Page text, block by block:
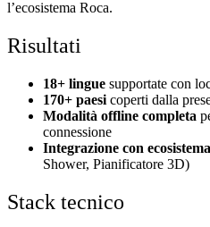
l’ecosistema Roca.
Risultati
18+ lingue supportate con
170+ paesi coperti dalla
Modalità offline completa
connessione
Integrazione con
Shower, Pianificatore 3D)
Stack tecnico